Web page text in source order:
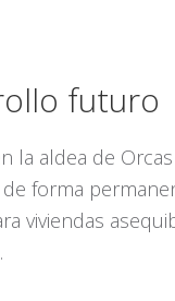
futuro
la aldea de
forma
viviendas